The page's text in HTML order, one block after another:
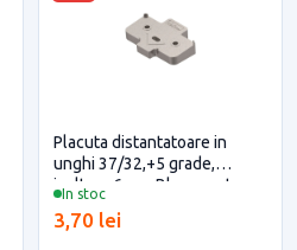
In stoc
Placuta distantatoare in
unghi 37/32,+5 grade,
inaltare 6mm, Blum pentru
3,70 lei